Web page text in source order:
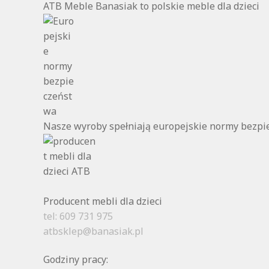
ATB Meble Banasiak to polskie meble dla dzieci
Nasze wyroby spełniają europejskie normy
Producent mebli dla dzieci
tel: 609 731 975
atbsklep@banasiak.pl
Godziny pracy: